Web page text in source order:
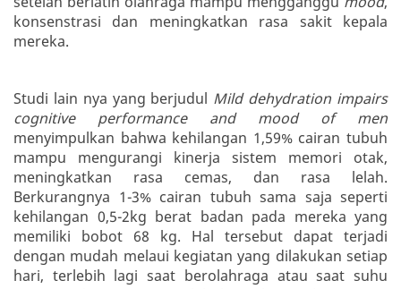
konsenstrasi dan meningkatkan rasa sakit kepala
mereka.
Studi lain nya yang berjudul Mild dehydration impairs
cognitive performance and mood of men
menyimpulkan bahwa kehilangan 1,59% cairan tubuh
mampu mengurangi kinerja sistem memori otak,
meningkatkan rasa cemas, dan rasa lelah.
Berkurangnya 1-3% cairan tubuh sama saja seperti
kehilangan 0,5-2kg berat badan pada mereka yang
memiliki bobot 68 kg. Hal tersebut dapat terjadi
dengan mudah melaui kegiatan yang dilakukan setiap
hari, terlebih lagi saat berolahraga atau saat suhu